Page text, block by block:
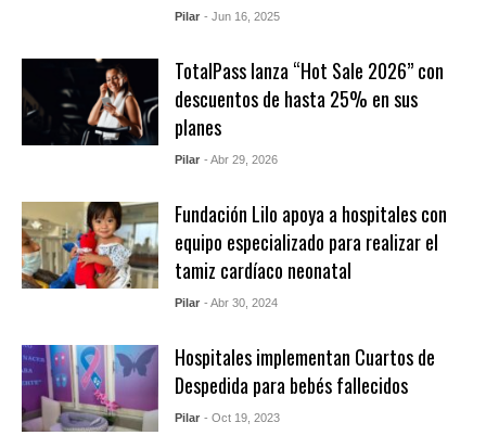
Pilar - Jun 16, 2025
TotalPass lanza “Hot Sale 2026” con
descuentos de hasta 25% en sus
planes
Pilar - Abr 29, 2026
Fundación Lilo apoya a hospitales con
equipo especializado para realizar el
tamiz cardíaco neonatal
Pilar - Abr 30, 2024
Hospitales implementan Cuartos de
Despedida para bebés fallecidos
Pilar - Oct 19, 2023